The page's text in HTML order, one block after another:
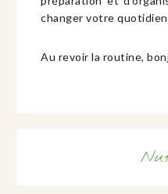
changer votre
Au revoir la routine,